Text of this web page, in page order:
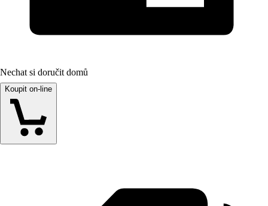
Nechat si doručit domů
Koupit on-line